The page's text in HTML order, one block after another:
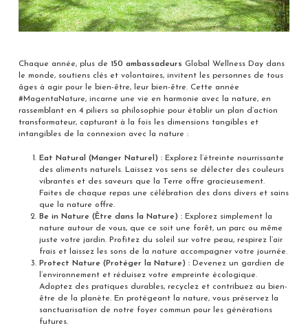
Chaque année, plus de 150 ambassadeurs Global Wellness Day dans
le monde, soutiens clés et volontaires, invitent les personnes de tous
âges à agir pour le bien-être, leur bien-être. Cette année
#MagentaNature, incarne une vie en harmonie avec la nature, en
rassemblant en 4 piliers sa philosophie pour établir un plan d’action
transformateur, capturant à la fois les dimensions tangibles et
intangibles de la connexion avec la nature :
Eat Natural (Manger Naturel) :Explorez l’étreinte nourrissante
des aliments naturels. Laissez vos sens se délecter des couleurs
vibrantes et des saveurs que la Terre offre gracieusement.
Faites de chaque repas une célébration des dons divers et sains
que la nature offre.
Be in Nature (Être dans la Nature) :Explorez simplement la
nature autour de vous, que ce soit une forêt, un parc ou même
juste votre jardin. Profitez du soleil sur votre peau, respirez l’air
frais et laissez les sons de la nature accompagner votre journée.
Protect Nature (Protéger la Nature) :Devenez un gardien de
l’environnement et réduisez votre empreinte écologique.
Adoptez des pratiques durables, recyclez et contribuez au bien-
être de la planète. En protégeant la nature, vous préservez la
sanctuarisation de notre foyer commun pour les générations
futures.